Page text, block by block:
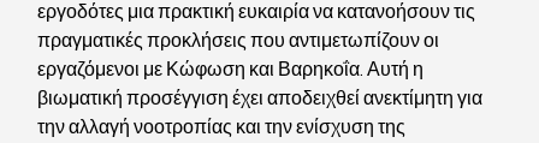
εργοδότες μια πρακτική ευκαιρία να κατανοήσουν τις
πραγματικές προκλήσεις που αντιμετωπίζουν οι
εργαζόμενοι με Κώφωση και Βαρηκοΐα. Αυτή η
βιωματική προσέγγιση έχει αποδειχθεί ανεκτίμητη για
την αλλαγή νοοτροπίας και την ενίσχυση της